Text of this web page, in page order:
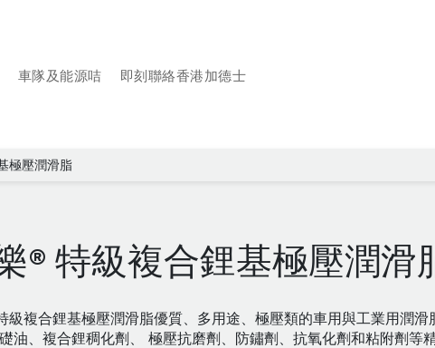
車隊及能源咭 即刻聯絡香港加德士
極壓潤滑脂
®特級複合鋰基極壓潤滑
級複合鋰基極壓潤滑脂優質、多用途、極壓類的車用與工業用潤
油、複合鋰稠化劑、 極壓抗磨劑、防鏽劑、抗氧化劑和粘附劑等